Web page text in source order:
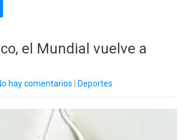
el Mundial vuelve a
hay comentarios Deportes